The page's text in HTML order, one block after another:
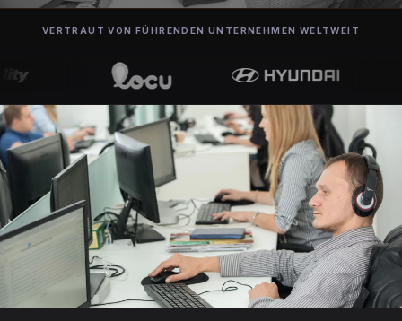
VERTRAUT VON FÜHRENDEN UNTERNEHMEN WELTWEIT